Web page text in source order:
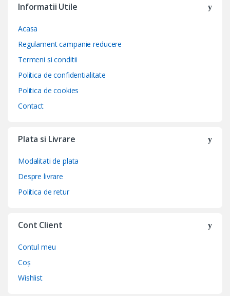
Informatii Utile
Acasa
Regulament campanie reducere
Termeni si conditii
Politica de confidentialitate
Politica de cookies
Contact
Plata si Livrare
Modalitati de plata
Despre livrare
Politica de retur
Cont Client
Contul meu
Coș
Wishlist